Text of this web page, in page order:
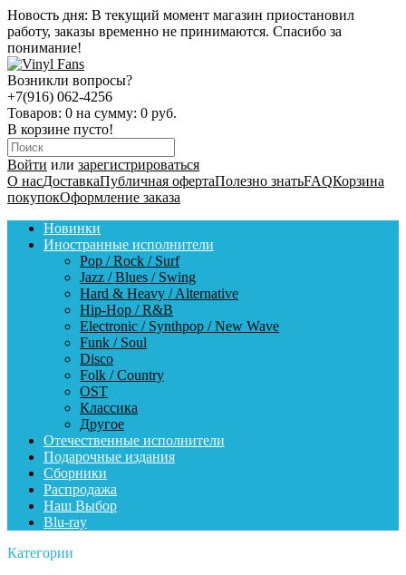
Новость дня: В текущий момент магазин приостановил
работу, заказы временно не принимаются. Спасибо за
понимание!
Возникли вопросы?
+7(916) 062-4256
Товаров: 0 на сумму: 0 руб.
В корзине пусто!
Войти или зарегистрироваться
О насДоставкаПубличная офертаПолезно знатьFAQКорзина
покупокОформление заказа
Новинки
Иностранные исполнители
Pop / Rock / Surf
Jazz / Blues / Swing
Hard & Heavy / Alternative
Hip-Hop / R&B
Electronic / Synthpop / New Wave
Funk / Soul
Disco
Folk / Country
OST
Классика
Другое
Отечественные исполнители
Подарочные издания
Сборники
Распродажа
Наш Выбор
Blu-ray
Категории